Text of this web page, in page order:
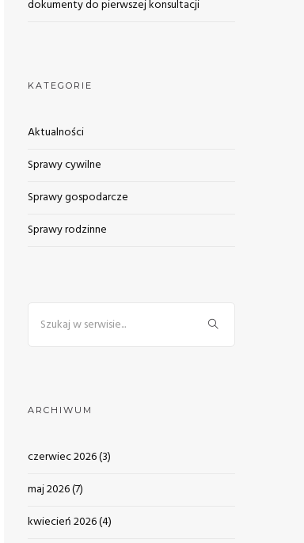
dokumenty do pierwszej konsultacji
KATEGORIE
Aktualności
Sprawy cywilne
Sprawy gospodarcze
Sprawy rodzinne
ARCHIWUM
czerwiec 2026(3)
maj 2026(7)
kwiecień 2026(4)